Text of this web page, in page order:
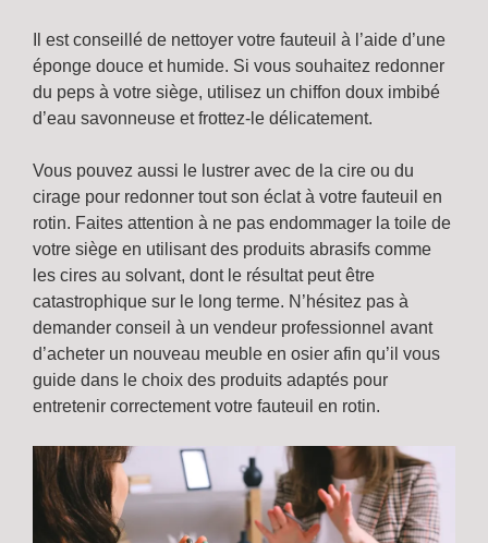
Il est conseillé de nettoyer votre fauteuil à l’aide d’une
éponge douce et humide. Si vous souhaitez redonner
du peps à votre siège, utilisez un chiffon doux imbibé
d’eau savonneuse et frottez-le délicatement.
Vous pouvez aussi le lustrer avec de la cire ou du
cirage pour redonner tout son éclat à votre fauteuil en
rotin. Faites attention à ne pas endommager la toile de
votre siège en utilisant des produits abrasifs comme
les cires au solvant, dont le résultat peut être
catastrophique sur le long terme. N’hésitez pas à
demander conseil à un vendeur professionnel avant
d’acheter un nouveau meuble en osier afin qu’il vous
guide dans le choix des produits adaptés pour
entretenir correctement votre fauteuil en rotin.